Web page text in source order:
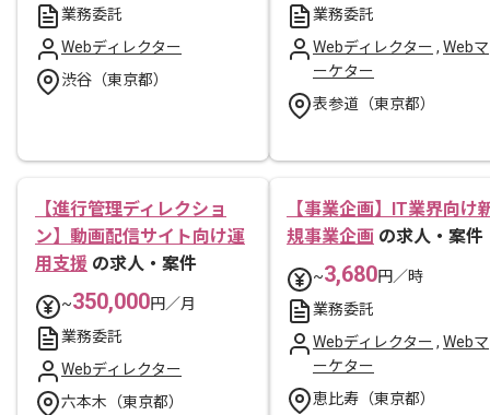
業務委託
Webディレクター
渋谷（東京都）
業務委託
Webディレクター , Webマ
ーケター
表参道（東京都）
【進行管理ディレクショ
ン】動画配信サイト向け運
用支援 の求人・案件
~350,000円／月
業務委託
Webディレクター
六本木（東京都）
【事業企画】IT業界向け
規事業企画 の求人・案件
~3,680円／時
業務委託
Webディレクター , Webマ
ーケター
恵比寿（東京都）